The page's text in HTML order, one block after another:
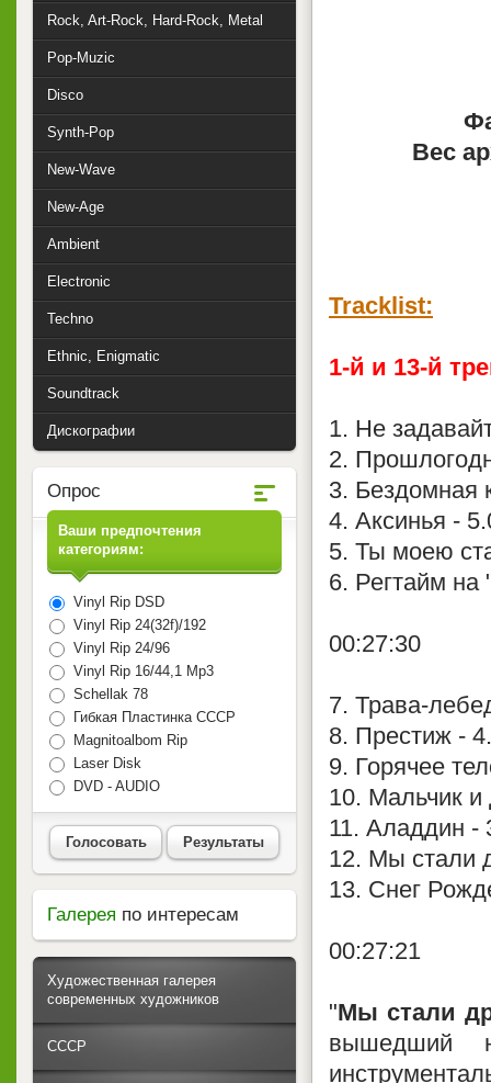
Вес
Tracklist:
1-й и 13-й
1. Не
2.
3. Бездомная
4. Аксинья -
5. Ты моею
6. Регтайм на
00:27:30
7. Трава-
8. Престиж -
9. Горячее
10. Мальчик и
11. Аладдин -
12. Мы стали
13. Снег
00:27:21
"Мы стали
вышедший
Rock, Art-Rock, Hard-Rock, Metal
Pop-Muzic
Disco
Synth-Pop
New-Wave
New-Age
Ambient
Electronic
Techno
Ethnic, Enigmatic
Soundtrack
Дискографии
Опрос
Ваши предпочтения
категориям:
Vinyl Rip DSD
Vinyl Rip 24(32f)/192
Vinyl Rip 24/96
Vinyl Rip 16/44,1 Mp3
Schellak 78
Гибкая Пластинка СССР
Magnitoalbom Rip
Laser Disk
DVD - AUDIO
Голосовать Результаты
Галерея по интересам
Художественная галерея
современных художников
СССР